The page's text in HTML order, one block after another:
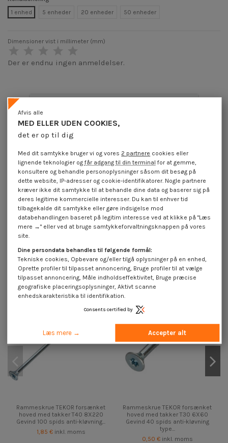
1 enhed
5 enheder 20 enheder 50 enheder
Dimensioner vist i millimeter (mm)
Der er endnu ingen anmeldelser.
Beskrivelse
Anmeldelser (0)
16 andre varer i den samme kategori:
Rammeskrue TEKOR forsænket
hoved med takker T40 8X220
Gevind 100 spids anti-kløvning...
1,85 € inkl. moms
Rammeskrue TEKOR forsænket
hoved med takker T30 6X60
Gevind 40 spids anti-kløvning
type...
0,50 € inkl. moms
MED ELLER UDEN COOKIES,
det er op til dig
Afvis alle
Med dit samtykke bruger vi og vores 2 partnere cookies eller
lignende teknologier ogfår adgang til din terminal for at gemme,
konsultere og behandle personoplysninger såsom dit besøg på
dette website, IP-adresser og cookie-identifikatorer. Nogle partnere
kræver ikke dit samtykke til at behandle dine data og baserer sig på
deres legitime kommercielle interesser. Du kan til enhver tid
tilbagekalde dit samtykke eller gøre indsigelse mod
databehandlingen baseret på legitim interesse ved at klikke på "Læs
mere →" eller ved at bruge samtykkeforvaltningsknappen på vores
site.
Dine persondata behandles til følgende formål:
Tekniske cookies, Opbevare og/eller tilgå oplysninger på en enhed,
Oprette profiler til tilpasset annoncering, Bruge profiler til at vælge
tilpasset annoncering, Måle indholdseffektivitet, Bruge præcise
geografiske placeringsoplysninger, Aktivt scanne
enhedskarakteristika til identifikation.
Consents certified by
Læs mere → Accepter alt